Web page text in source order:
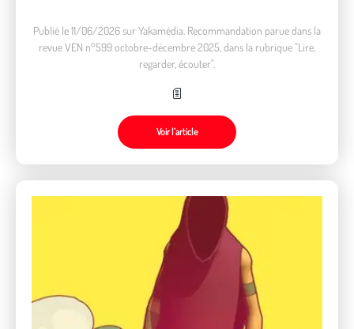
Publié le 11/06/2026 sur Yakamédia. Recommandation parue dans la
revue VEN n°599 octobre-décembre 2025, dans la rubrique "Lire,
regarder, écouter".
Voir l’article